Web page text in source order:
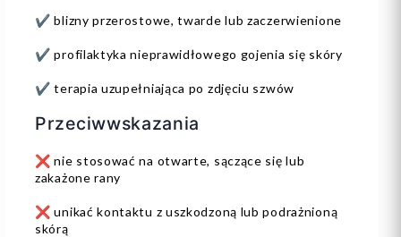
✔️ blizny przerostowe, twarde lub zaczerwienione
✔️ profilaktyka nieprawidłowego gojenia się skóry
✔️ terapia uzupełniająca po zdjęciu szwów
Przeciwwskazania
❌ nie stosować na otwarte, sączące się lub
zakażone rany
❌ unikać kontaktu z uszkodzoną lub podrażnioną
skórą